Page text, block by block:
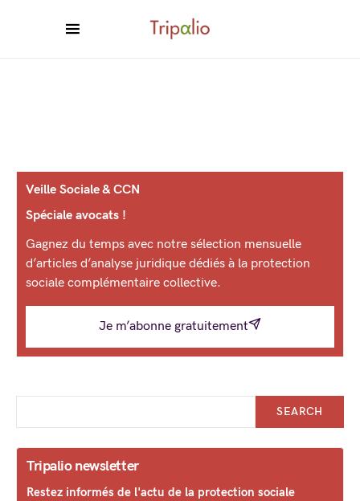
Veille Sociale & CCN
Spéciale avocats !
Gagnez du temps avec notre sélection mensuelle
d’articles d’analyse juridique dédiés à la protection
sociale complémentaire collective.
Je m’abonne gratuitement
SEARCH
Tripalio newsletter
Restez informés de l'actu de la protection sociale